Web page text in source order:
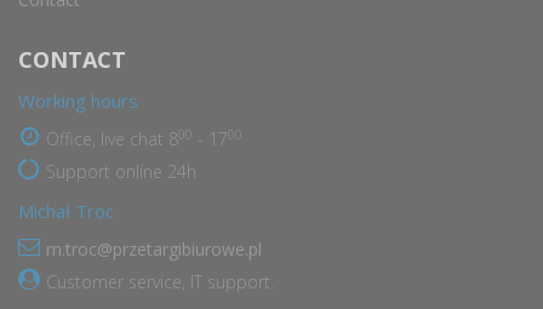
CONTACT
Working hours
Office, live chat 8 - 17
Support online 24h
Michał Troc
m.troc@przetargibiurowe.pl
Customer service, IT support.